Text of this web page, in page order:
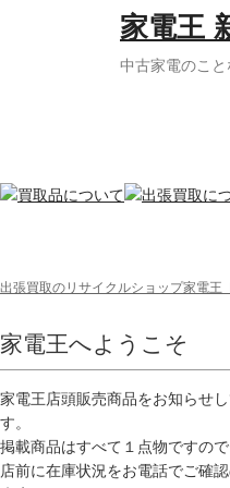
家電王
中古家電のこと
出張買取のリサイクルショップ家電王
家電王へようこそ
家電王店頭販売商品をお知らせし
す。
掲載商品はすべて１点物ですの
店前に在庫状況をお電話でご確